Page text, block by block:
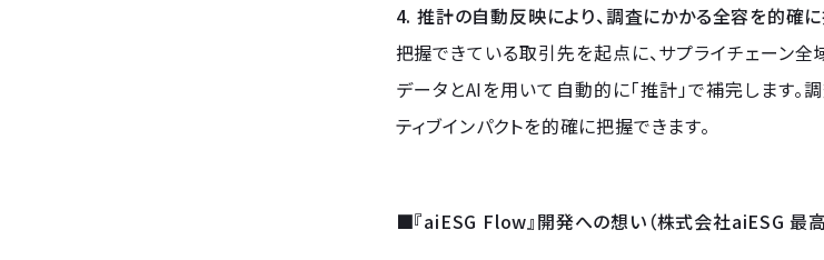
4. 推計の自動反映により、調査にかかる全容を的確に
把握できている取引先を起点に、サプライチェーン
データとAIを用いて自動的に「推計」で補完します
ティブインパクトを的確に把握できます。
■『aiESG Flow』開発への想い（株式会社aiESG 最